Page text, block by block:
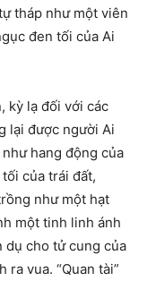
tháp như một viên
đen tối của Ai
kỳ lạ đối với các
lại được người Ai
hang động của
của trái đất,
như một hạt
một tinh linh ánh
dụ cho tử cung của
vua. “Quan tài”